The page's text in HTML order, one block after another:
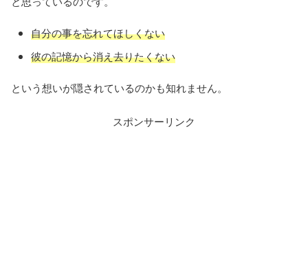
自分の事を忘れてほしくない
彼の記憶から消え去りたくない
という想いが隠されているのかも知れません。
スポンサーリンク